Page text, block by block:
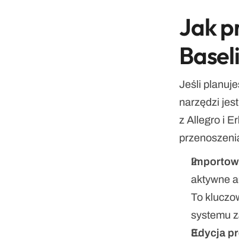
Jak
Jeśli
narzędzi
z Allegro i
aktywne
To
systemu
Edycja